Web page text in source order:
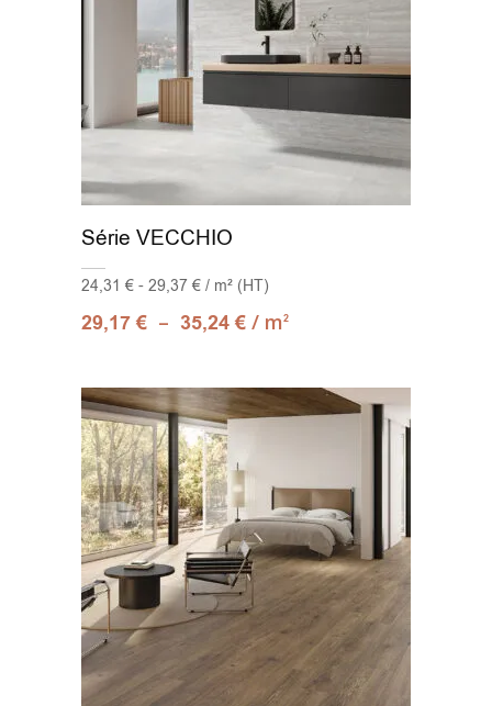
Série VECCHIO
24,31 € - 29,37 € / m² (HT)
29,17€ – 35,24€ / m2